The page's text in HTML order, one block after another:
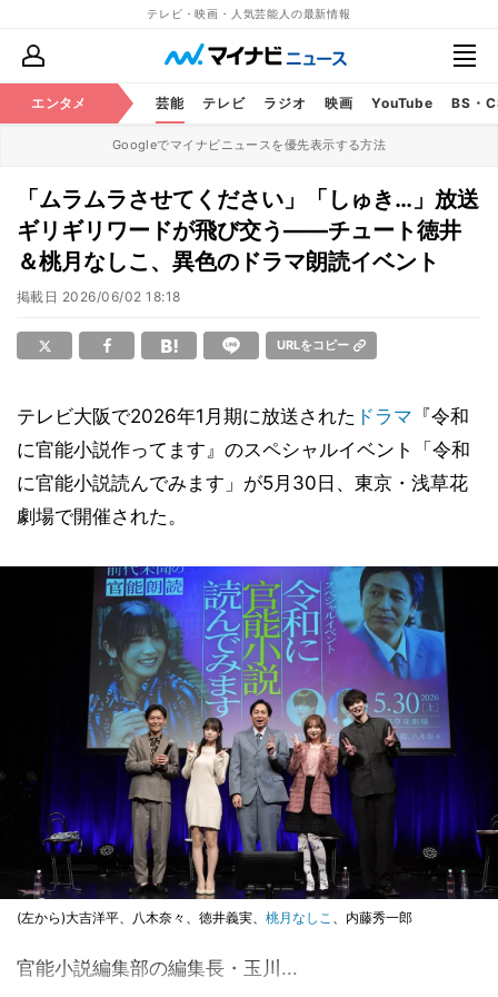
テレビ・映画・人気芸能人の最新情報
エンタメ 芸能 テレビ ラジオ 映画 YouTube BS・
Googleでマイナビニュースを優先表示する方法
「ムラムラさせてください」「しゅき…」放送
ギリギリワードが飛び交う――チュート徳井
＆桃月なしこ、異色のドラマ朗読イベント
掲載日 2026/06/02 18:18
URLをコピー
テレビ大阪で2026年1月期に放送された ドラマ 『令和
に官能小説作ってます』のスペシャルイベント「令和
に官能小説読んでみます」が5月30日、東京・浅草花
劇場で開催された。
(左から)大吉洋平、八木奈々、徳井義実、 桃月なしこ 、内藤秀一郎
官能小説編集部の編集長・玉川...